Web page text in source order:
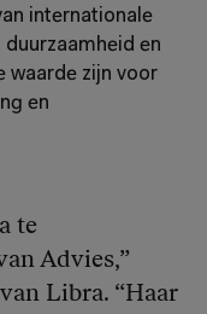
internationale
duurzaamheid en
waarde zijn voor
en
te
Advies,”
Libra. “Haar